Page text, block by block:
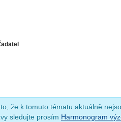
že k tomuto tématu aktuálně
sledujte prosím Harmonogram